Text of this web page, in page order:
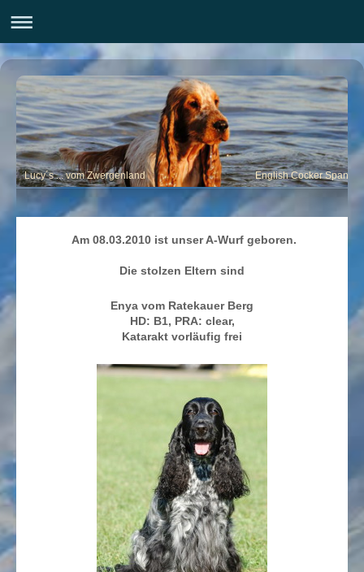
Lucy´s ... vom Zwergenland English Cocker Spaniel
Am 08.03.2010 ist unser A-Wurf geboren.
Die stolzen Eltern sind
Enya vom Ratekauer Berg
HD: B1, PRA: clear,
Katarakt vorläufig frei